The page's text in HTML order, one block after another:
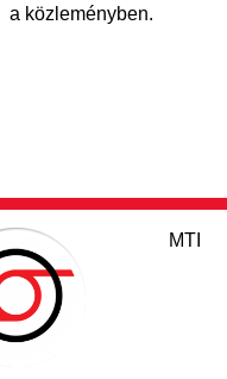
a közleményben.
MTI